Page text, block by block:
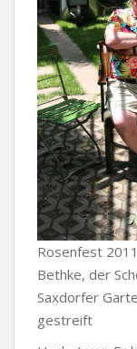
Rosenfest
Bethke, der
Saxdorfer
gestreift